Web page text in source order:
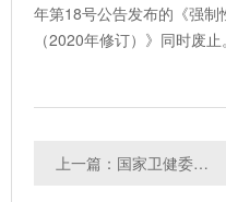
年第18号公告发布的《强
（2020年修订）》同时废止。
上一篇：国家卫健委发布17项FCM新标准